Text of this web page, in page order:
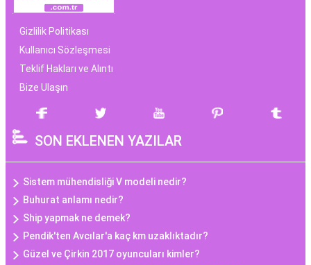
Gizlilik Politikası
Kullanıcı Sözleşmesi
Teklif Hakları ve Alıntı
Bize Ulaşın
SON EKLENEN YAZILAR
Sistem mühendisliği V modeli nedir?
Buhurat anlamı nedir?
Ship yapmak ne demek?
Pendik'ten Avcılar'a kaç km uzaklıktadır?
Güzel ve Çirkin 2017 oyuncuları kimler?